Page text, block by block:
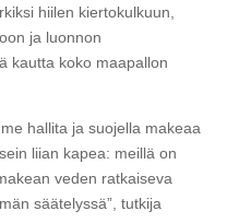
hiilen kiertokulkuun,
ja luonnon
kautta koko maapallon
hallita ja suojella makeaa
liian kapea: meillä on
veden ratkaiseva
säätelyssä”, tutkija